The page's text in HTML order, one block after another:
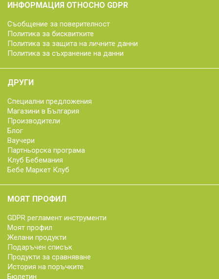
ИНФОРМАЦИЯ ОТНОСНО GDPR
Съобщение за поверителност
Политика за бисквитките
Политика за защита на личните данни
Политика за съхранение на данни
ДРУГИ
Специални предложения
Магазини в България
Производители
Блог
Ваучери
Партньорска програма
Клуб Бебемания
Бебе Маркет Клуб
МОЯТ ПРОФИЛ
GDPR регламент инструменти
Моят профил
Желани продукти
Подаръчен списък
Продукти за сравняване
История на поръчките
Бюлетин